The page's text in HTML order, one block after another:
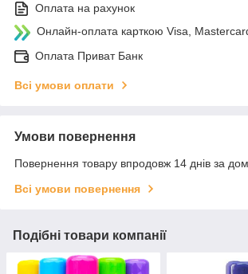
Оплата на рахунок
Онлайн-оплата карткою Visa,
Оплата Приват Банк
Всі умови оплати
Умови повернення
Повернення товару впродовж 14 днів за
Всі умови повернення
Подібні товари компанії